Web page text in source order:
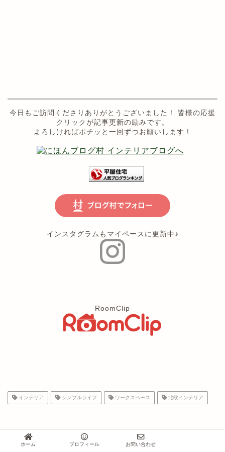
今日もご訪問くださりありがとうございました！ 皆様の応援
クリックが記事更新の励みです。
よろしければポチッと一回ずつお願いします！
インスタグラムもマイペースに更新中♪
RoomClip
インテリア シンプルライフ ワークスペース 北欧インテリア
ABOUT ME
ホーム プロフィール お問い合わせ